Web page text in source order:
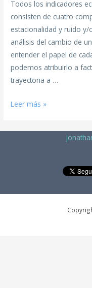
Todos los indicadores
consisten de cuatro
estacionalidad y ruido
análisis del cambio de
entender el papel de
podemos atribuirlo a
trayectoria a …
Leer más »